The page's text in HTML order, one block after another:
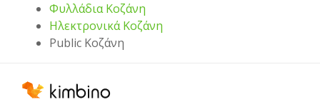
Φυλλάδια Κοζάνη
Hλεκτρονικά Κοζάνη
Public Κοζάνη